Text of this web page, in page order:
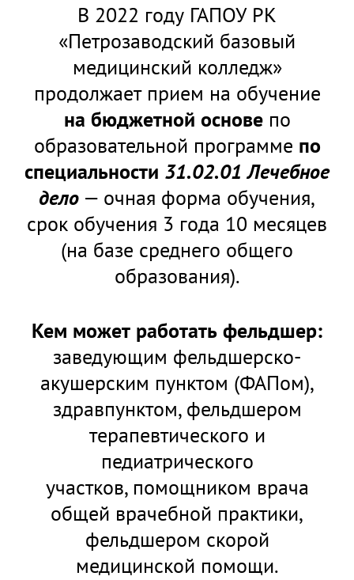
В 2022 году ГАПОУ РК
«Петрозаводский базовый
медицинский колледж»
продолжает прием на обучение
на бюджетной основе по
образовательной программе по
специальности 31.02.01 Лечебное
дело — очная форма обучения,
срок обучения 3 года 10 месяцев
(на базе среднего общего
образования).
Кем может работать фельдшер:
заведующим фельдшерско-
акушерским пунктом (ФАПом),
здравпунктом, фельдшером
терапевтического и
педиатрического
участков, помощником врача
общей врачебной практики,
фельдшером скорой
медицинской помощи.